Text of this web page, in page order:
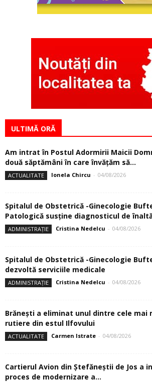
ULTIMĂ ORĂ
Am intrat în Postul Adormirii Maicii
două săptămâni în care învăţăm să...
ACTUALITATE Ionela Chircu - 04/08/2026
Spitalul de Obstetrică -Ginecologie
Patologică susţine diagnosticul de
ADMINISTRAȚIE Cristina Nedelcu - 04/08/2026
Spitalul de Obstetrică -Ginecologie
dezvoltă serviciile medicale
ADMINISTRAȚIE Cristina Nedelcu - 04/08/2026
Brănești a eliminat unul dintre cele mai
rutiere din estul Ilfovului
ACTUALITATE Carmen Istrate - 04/08/2026
Cartierul Avion din Ştefăneştii de Jos a
proces de modernizare a...